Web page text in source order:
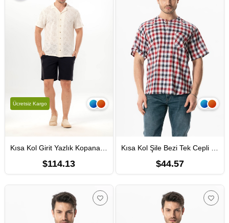
$114.13
Ücretsiz Kargo
$44.57